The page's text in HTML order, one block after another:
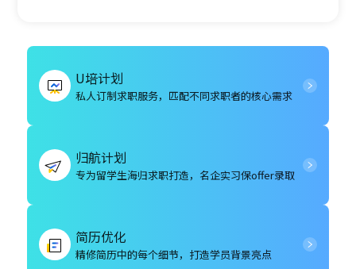
U培计划
私人订制求职服务，匹配不同求职者的核心需求
归航计划
专为留学生海归求职打造，名企实习保offer录取
简历优化
精修简历中的每个细节，打造学员背景亮点